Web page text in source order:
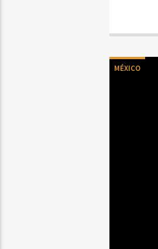
MÉXICO